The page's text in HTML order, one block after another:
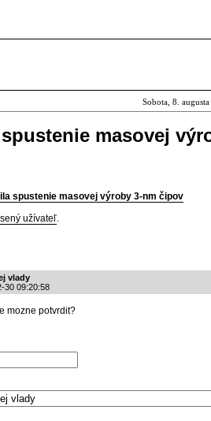
Sobota, 8.
masovej
spustenie masovej výroby 3-nm čipov
užívateľ.
vlady
30 09:20:58
mozne potvrdit?